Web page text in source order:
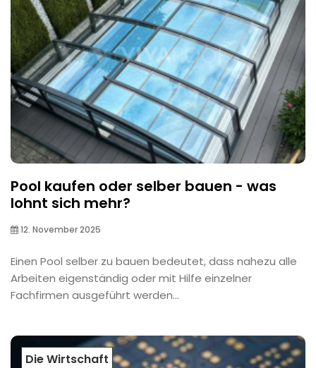
Pool kaufen oder selber bauen - was
lohnt sich mehr?
12. November 2025
Einen Pool selber zu bauen bedeutet, dass nahezu alle
Arbeiten eigenständig oder mit Hilfe einzelner
Fachfirmen ausgeführt werden...
Die Wirtschaft